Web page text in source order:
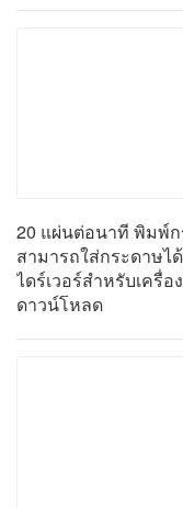
20 แผ่นต่อนาที พิมพ์ก
สามารถใส่กระดาษไ
ไดร์เวอร์สำหรับเครื่
ดาวน์โหลด